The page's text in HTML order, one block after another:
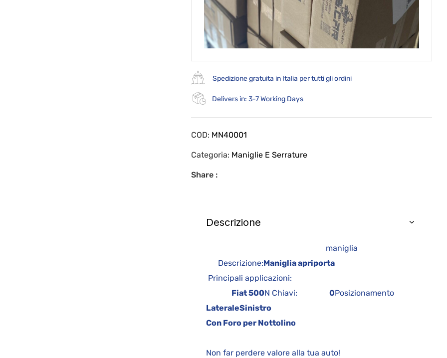
Spedizione gratuita in Italia per tutti gli ordini
Delivers in: 3-7 Working Days
COD: MN40001
Categoria: Maniglie E Serrature
Share :
Descrizione
maniglia
Descrizione:Maniglia apriporta
Principali applicazioni:
Fiat 500N Chiavi:0Posizionamento
LateraleSinistro
Con Foro per Nottolino
Non far perdere valore alla tua auto!